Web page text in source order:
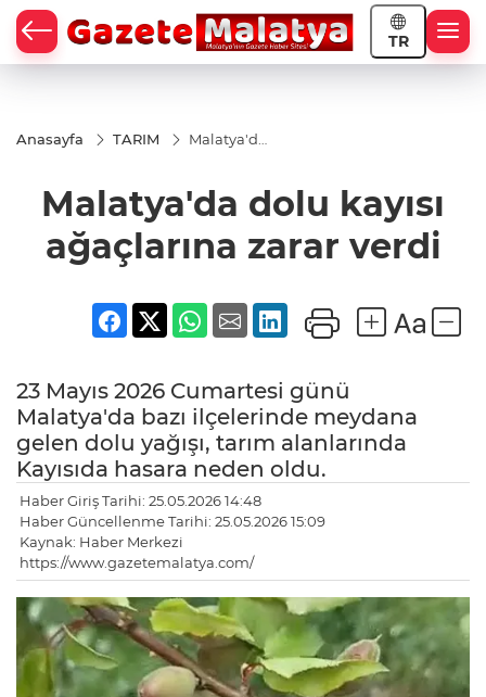
TR
Anasayfa TARIM
Malatya'da
zarar verdi
Malatya'da dolu kayısı
ağaçlarına zarar verdi
23 Mayıs 2026 Cumartesi günü
Malatya'da bazı ilçelerinde meydana
gelen dolu yağışı, tarım alanlarında
Kayısıda hasara neden oldu.
Haber Giriş Tarihi: 25.05.2026 14:48
Haber Güncellenme Tarihi: 25.05.2026 15:09
Kaynak: Haber Merkezi
https://www.gazetemalatya.com/